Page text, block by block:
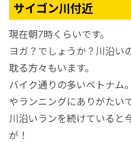
サイゴン川付近
現在朝7時くらいです。
ヨガ？でしょうか？川沿い
耽る方々もいます。
バイク通りの多いベトナム
やランニングにありがたい
川沿いランを続けていると
が！